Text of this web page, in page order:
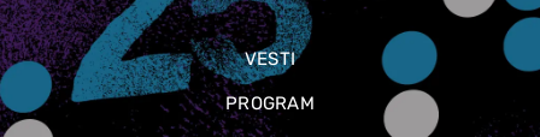
VESTI
PROGRAM